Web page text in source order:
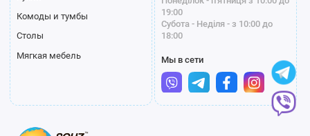
Комоды и тумбы
Столы
Мягкая мебель
19:00
Субота - Неділя - з 10:00 до
18:00
Мы в сети